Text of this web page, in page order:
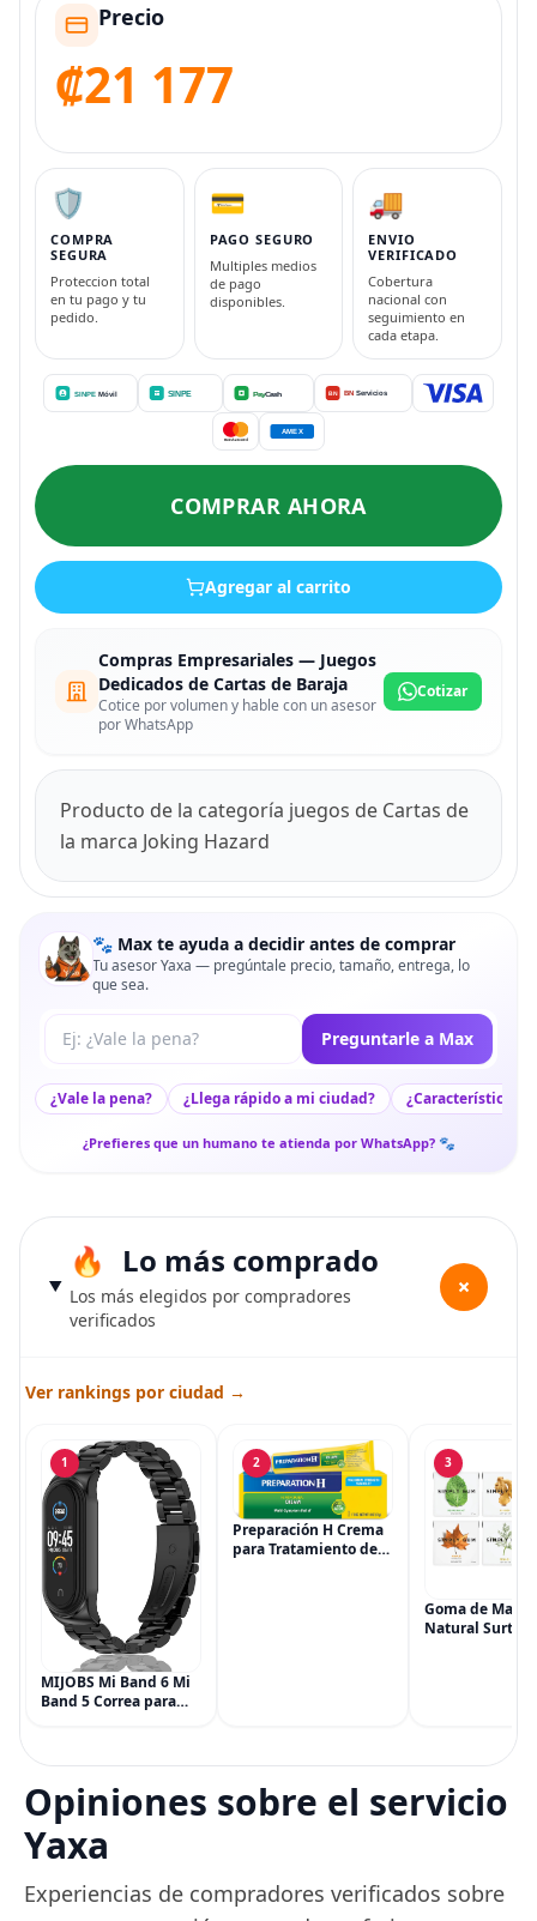
Precio
₡21 177
🛡️
COMPRA
SEGURA
Proteccion total
en tu pago y tu
pedido.
💳
PAGO SEGURO
Multiples medios
de pago
disponibles.
🚚
ENVIO
VERIFICADO
Cobertura
nacional con
seguimiento en
cada etapa.
COMPRAR AHORA
Agregar al carrito
Compras Empresariales — Juegos
Dedicados de Cartas de Baraja
Cotice por volumen y hable con un asesor
por WhatsApp
Cotizar
Producto de la categoría juegos de Cartas de
la marca Joking Hazard
🐾 Max te ayuda a decidir antes de comprar
Tu asesor Yaxa — pregúntale precio, tamaño, entrega, lo
que sea.
Tu pregunta a Max Preguntarle a Max
¿Vale la pena? ¿Llega rápido a mi ciudad? ¿Características
¿Prefieres que un humano te atienda por WhatsApp? 🐾
Lo más comprado
Los más elegidos por compradores
verificados
+
Ver rankings por ciudad →
1
MIJOBS Mi Band 6 Mi
Band 5 Correa para
de metal para Mi
Smart Band 6
2
Preparación H Crema
para Tratamiento de
3
Goma de
Natural
Opiniones sobre el servicio
Yaxa
Experiencias de compradores verificados sobre